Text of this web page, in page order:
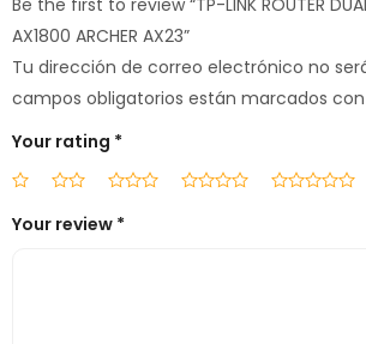
Be the first to review “TP-LINK ROUTER
AX1800 ARCHER AX23”
Tu dirección de correo electrónico no
campos obligatorios están marcados con
Your rating *
Your review *